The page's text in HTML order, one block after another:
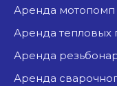
аренда
аренда
аренда
аренда